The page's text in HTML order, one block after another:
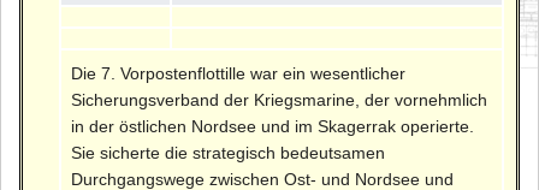
Die 7. Vorpostenflottille war ein wesentlicher
Sicherungsverband der Kriegsmarine, der vornehmlich
in der östlichen Nordsee und im Skagerrak operierte.
Sie sicherte die strategisch bedeutsamen
Durchgangswege zwischen Ost- und Nordsee und